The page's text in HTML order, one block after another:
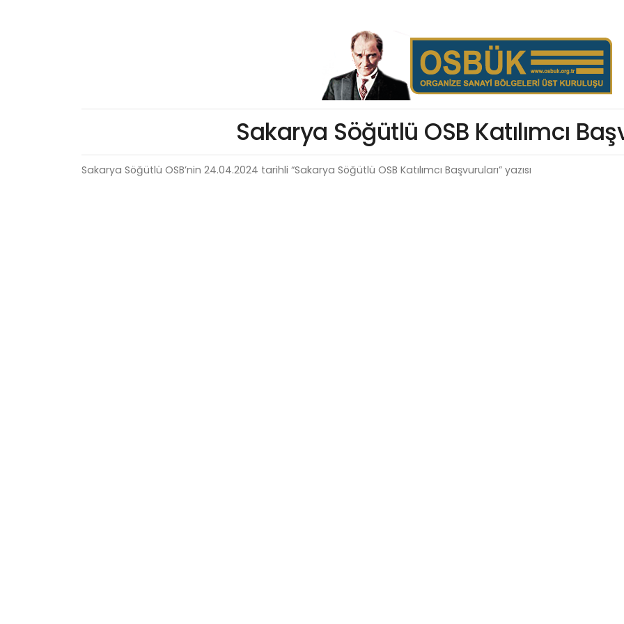
Sakarya Söğütlü OSB Katılımcı
Sakarya Söğütlü OSB’nin 24.04.2024 tarihli “Sakarya Söğütlü OSB Katılımcı Başvuruları” yazısı